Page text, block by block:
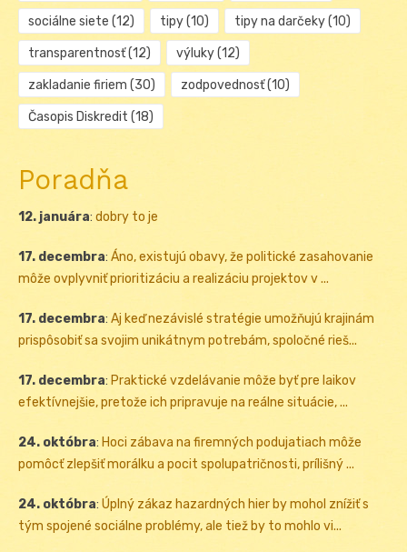
sociálne siete (12) tipy(10) tipy na darčeky(10)
transparentnosť(12) výluky(12)
zakladanie firiem (30) zodpovednosť(10)
Časopis Diskredit (18)
Poradňa
12. januára: dobry to je
17. decembra: Áno, existujú obavy, že politické zasahovanie
môže ovplyvniť prioritizáciu a realizáciu projektov v ...
17. decembra: Aj keď nezávislé stratégie umožňujú krajinám
prispôsobiť sa svojim unikátnym potrebám, spoločné rieš...
17. decembra: Praktické vzdelávanie môže byť pre laikov
efektívnejšie, pretože ich pripravuje na reálne situácie, ...
24. októbra: Hoci zábava na firemných podujatiach môže
pomôcť zlepšiť morálku a pocit spolupatričnosti, prílišný ...
24. októbra: Úplný zákaz hazardných hier by mohol znížiť s
tým spojené sociálne problémy, ale tiež by to mohlo vi...